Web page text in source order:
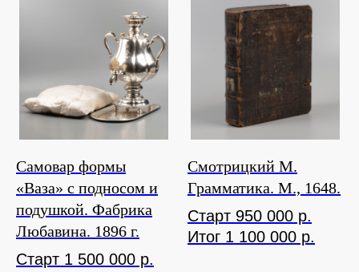
Самовар формы
«Ваза» с подносом и
подушкой. Фабрика
Любавина. 1896 г.
Старт 1 500 000 р.
Смотрицкий М.
Грамматика. М., 1648.
Старт 950 000 р.
Итог 1 100 000 р.